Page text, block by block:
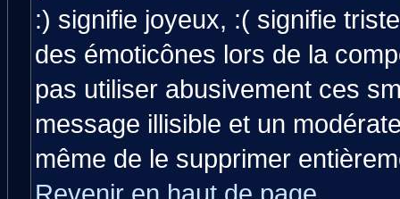
:) signifie joyeux, :( signifie
des émoticônes lors de la
pas utiliser abusivement ces
message illisible et un
même de le supprimer